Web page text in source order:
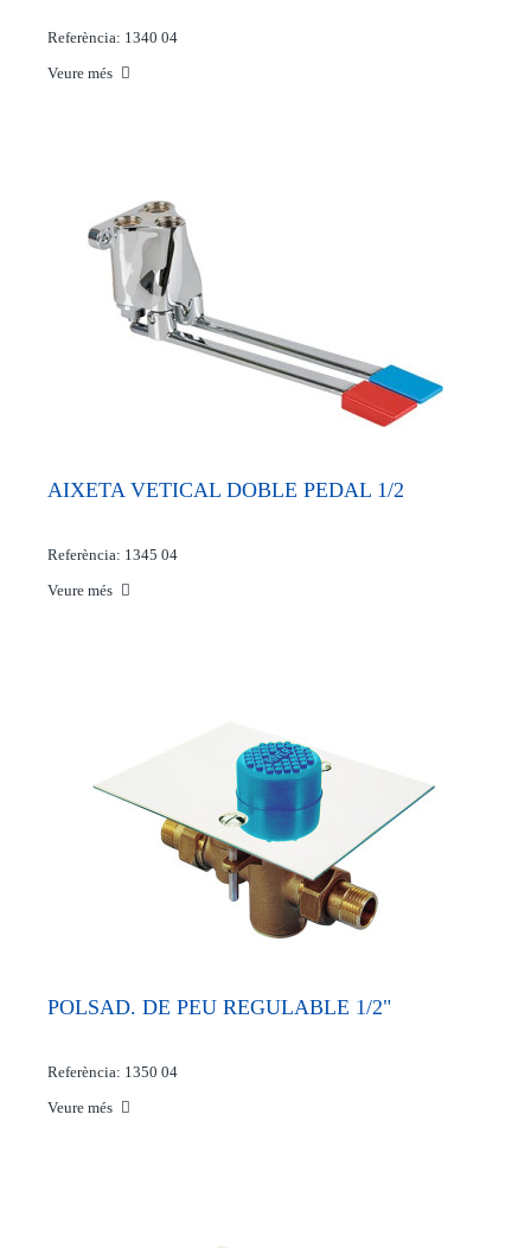
Referència: 1340 04
Veure més
AIXETA VETICAL DOBLE PEDAL 1/2
Referència: 1345 04
Veure més
POLSAD. DE PEU REGULABLE 1/2"
Referència: 1350 04
Veure més